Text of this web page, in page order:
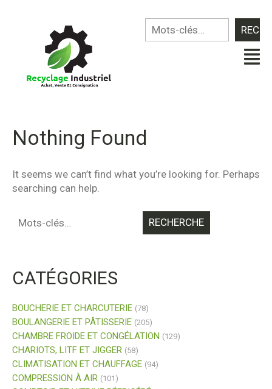
Nothing Found
It seems we can’t find what you’re looking for. Perhaps
searching can help.
CATÉGORIES
BOUCHERIE ET CHARCUTERIE (78)
BOULANGERIE ET PÂTISSERIE (205)
CHAMBRE FROIDE ET CONGÉLATION (129)
CHARIOTS, LITF ET JIGGER (58)
CLIMATISATION ET CHAUFFAGE (94)
COMPRESSION À AIR (101)